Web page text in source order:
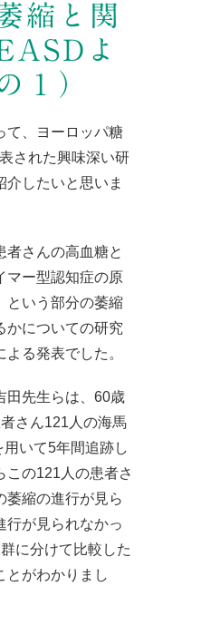
縮と関
よ
１）
て、ヨーロッパ糖
された興味深い研
介したいと思いま
者さんの高血糖と
マー型認知症の原
という部分の萎縮
かについての研究
る発表でした。
田先生らは、60歳
さん121人の海馬
いて5年間追跡し
この121人の患者さ
萎縮の進行が見ら
行が見られなかっ
に分けて比較した
とがわかりまし